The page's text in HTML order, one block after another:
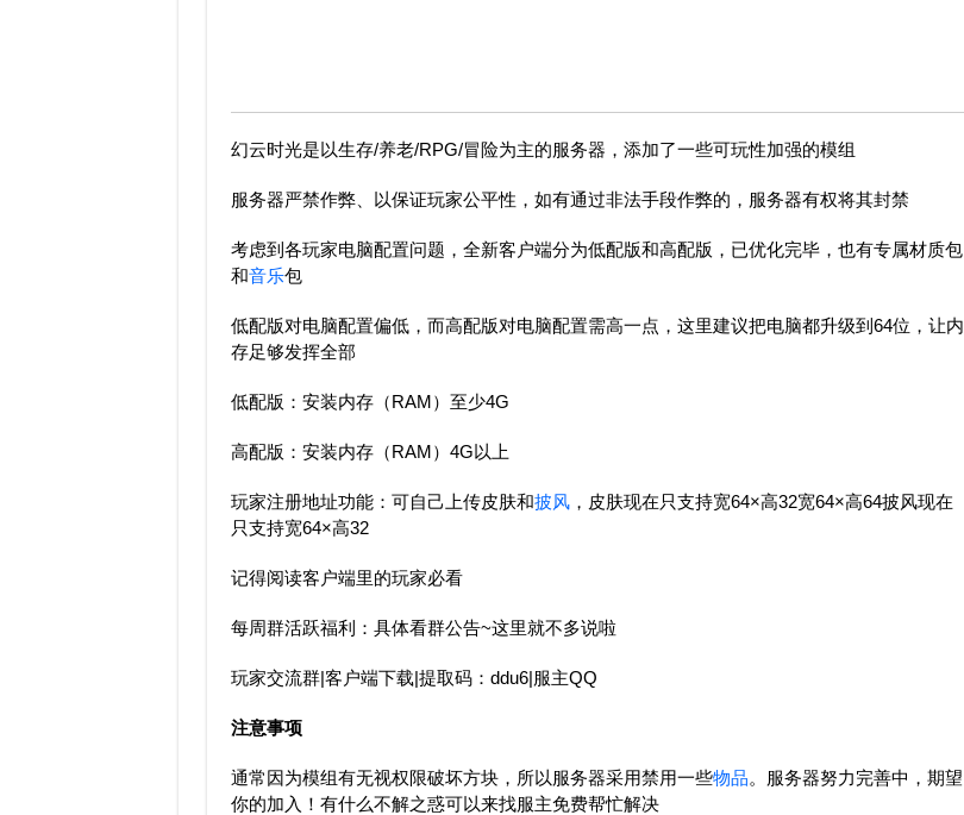
幻云时光是以生存/养老/RPG/冒险为主的服务器，添加了一些可玩性加强的模组
服务器严禁作弊、以保证玩家公平性，如有通过非法手段作弊的，服务器有权将其封禁
考虑到各玩家电脑配置问题，全新客户端分为低配版和高配版，已优化完毕，也有专属材质包
和音乐包
低配版对电脑配置偏低，而高配版对电脑配置需高一点，这里建议把电脑都升级到64位，让内
存足够发挥全部
低配版：安装内存（RAM）至少4G
高配版：安装内存（RAM）4G以上
玩家注册地址功能：可自己上传皮肤和披风，皮肤现在只支持宽64×高32宽64×高64披风现在
只支持宽64×高32
记得阅读客户端里的玩家必看
每周群活跃福利：具体看群公告~这里就不多说啦
玩家交流群|客户端下载|提取码：ddu6|服主QQ
注意事项
通常因为模组有无视权限破坏方块，所以服务器采用禁用一些物品。服务器努力完善中，期望
你的加入！有什么不解之惑可以来找服主免费帮忙解决